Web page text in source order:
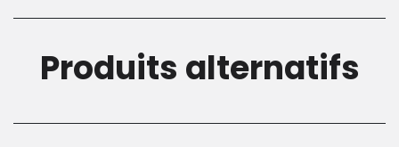
Produits alternatifs